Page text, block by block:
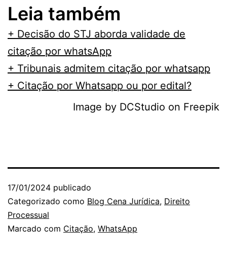
Leia também
+ Decisão do STJ aborda validade de
citação por whatsApp
+ Tribunais admitem citação por whatsapp
+ Citação por Whatsapp ou por edital?
Image by DCStudio on Freepik
17/01/2024 publicado
Categorizado como Blog Cena Jurídica, Direito
Processual
Marcado com Citação, WhatsApp